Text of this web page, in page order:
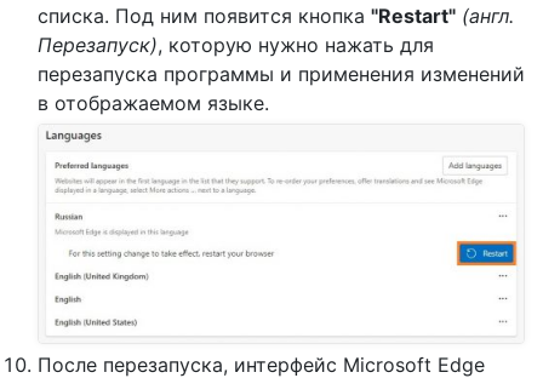
списка. Под ним появится кнопка "Restart" (англ.
Перезапуск), которую нужно нажать для
перезапуска программы и применения изменений
в отображаемом языке.
После перезапуска, интерфейс Microsoft Edge